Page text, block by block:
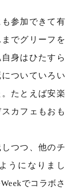
参加できて有
でグリーフを
身はひたすら
ついていろい
たとえば安楽
カフェもおも
つつ、他のチ
うになりまし
でコラボさ